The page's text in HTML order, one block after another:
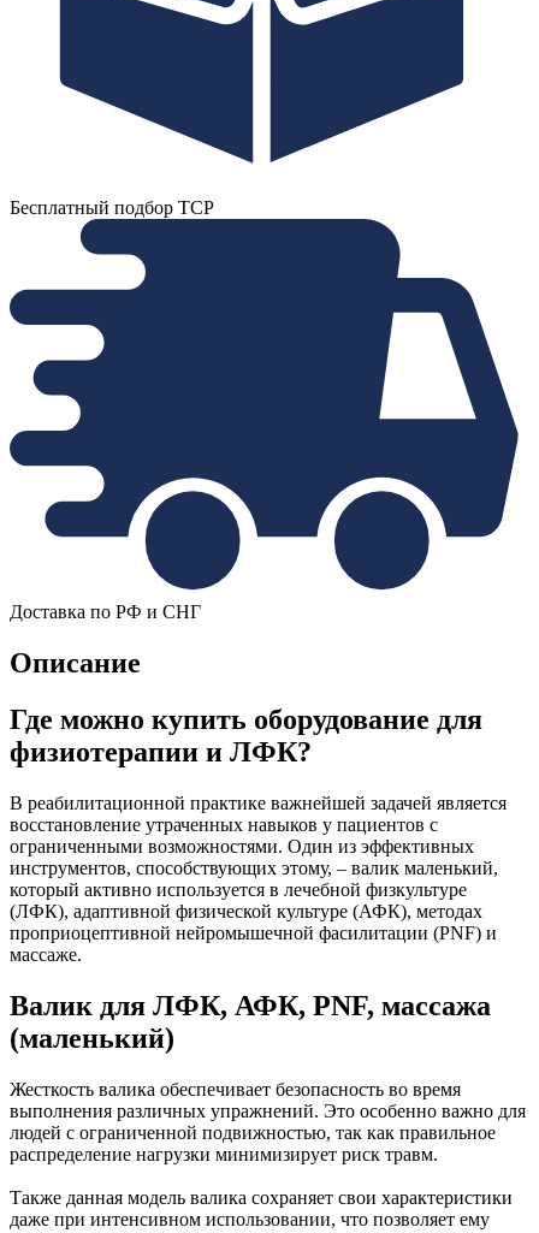
Бесплатный подбор ТСР
Доставка по РФ и СНГ
Описание
Где можно купить оборудование для
физиотерапии и ЛФК?
В реабилитационной практике важнейшей задачей является
восстановление утраченных навыков у пациентов с
ограниченными возможностями. Один из эффективных
инструментов, способствующих этому, – валик маленький,
который активно используется в лечебной физкультуре
(ЛФК), адаптивной физической культуре (АФК), методах
проприоцептивной нейромышечной фасилитации (PNF) и
массаже.
Валик для ЛФК, АФК, PNF, массажа
(маленький)
Жесткость валика обеспечивает безопасность во время
выполнения различных упражнений. Это особенно важно для
людей с ограниченной подвижностью, так как правильное
распределение нагрузки минимизирует риск травм.
Также данная модель валика сохраняет свои характеристики
даже при интенсивном использовании, что позволяет ему